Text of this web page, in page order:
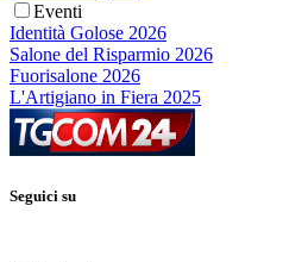
Eventi
Identità Golose 2026
Salone del Risparmio 2026
Fuorisalone 2026
L'Artigiano in Fiera 2025
Seguici su